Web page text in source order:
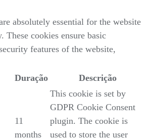
absolutely essential for the website
These cookies ensure basic
features of the website,
Duração Descrição
11
months
This cookie is set by
GDPR Cookie Consent
plugin. The cookie is
used to store the user